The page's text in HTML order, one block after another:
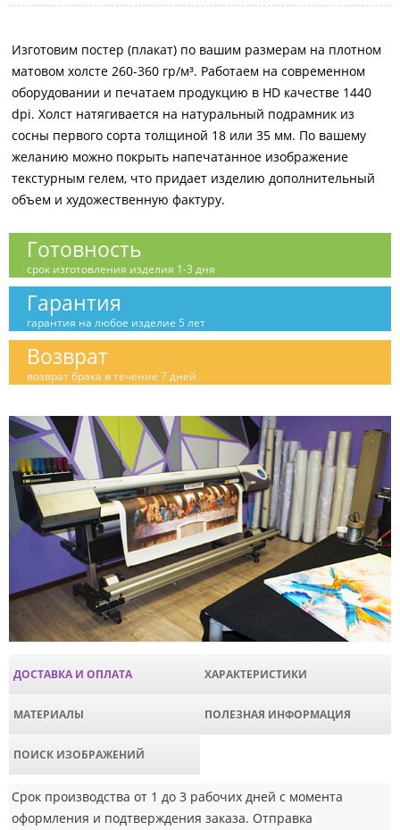
Изготовим постер (плакат) по вашим размерам на плотном
матовом холсте 260-360 гр/м³. Работаем на современном
оборудовании и печатаем продукцию в HD качестве 1440
dpi. Холст натягивается на натуральный подрамник из
сосны первого сорта толщиной 18 или 35 мм. По вашему
желанию можно покрыть напечатанное изображение
текстурным гелем, что придает изделию дополнительный
объем и художественную фактуру.
Готовность
срок изготовления изделия 1-3 дня
Гарантия
гарантия на любое изделие 5 лет
Возврат
возврат брака в течение 7 дней
ДОСТАВКА И ОПЛАТА ХАРАКТЕРИСТИКИ
МАТЕРИАЛЫ ПОЛЕЗНАЯ ИНФОРМАЦИЯ
ПОИСК ИЗОБРАЖЕНИЙ
Срок производства от 1 до 3 рабочих дней с момента
оформления и подтверждения заказа. Отправка